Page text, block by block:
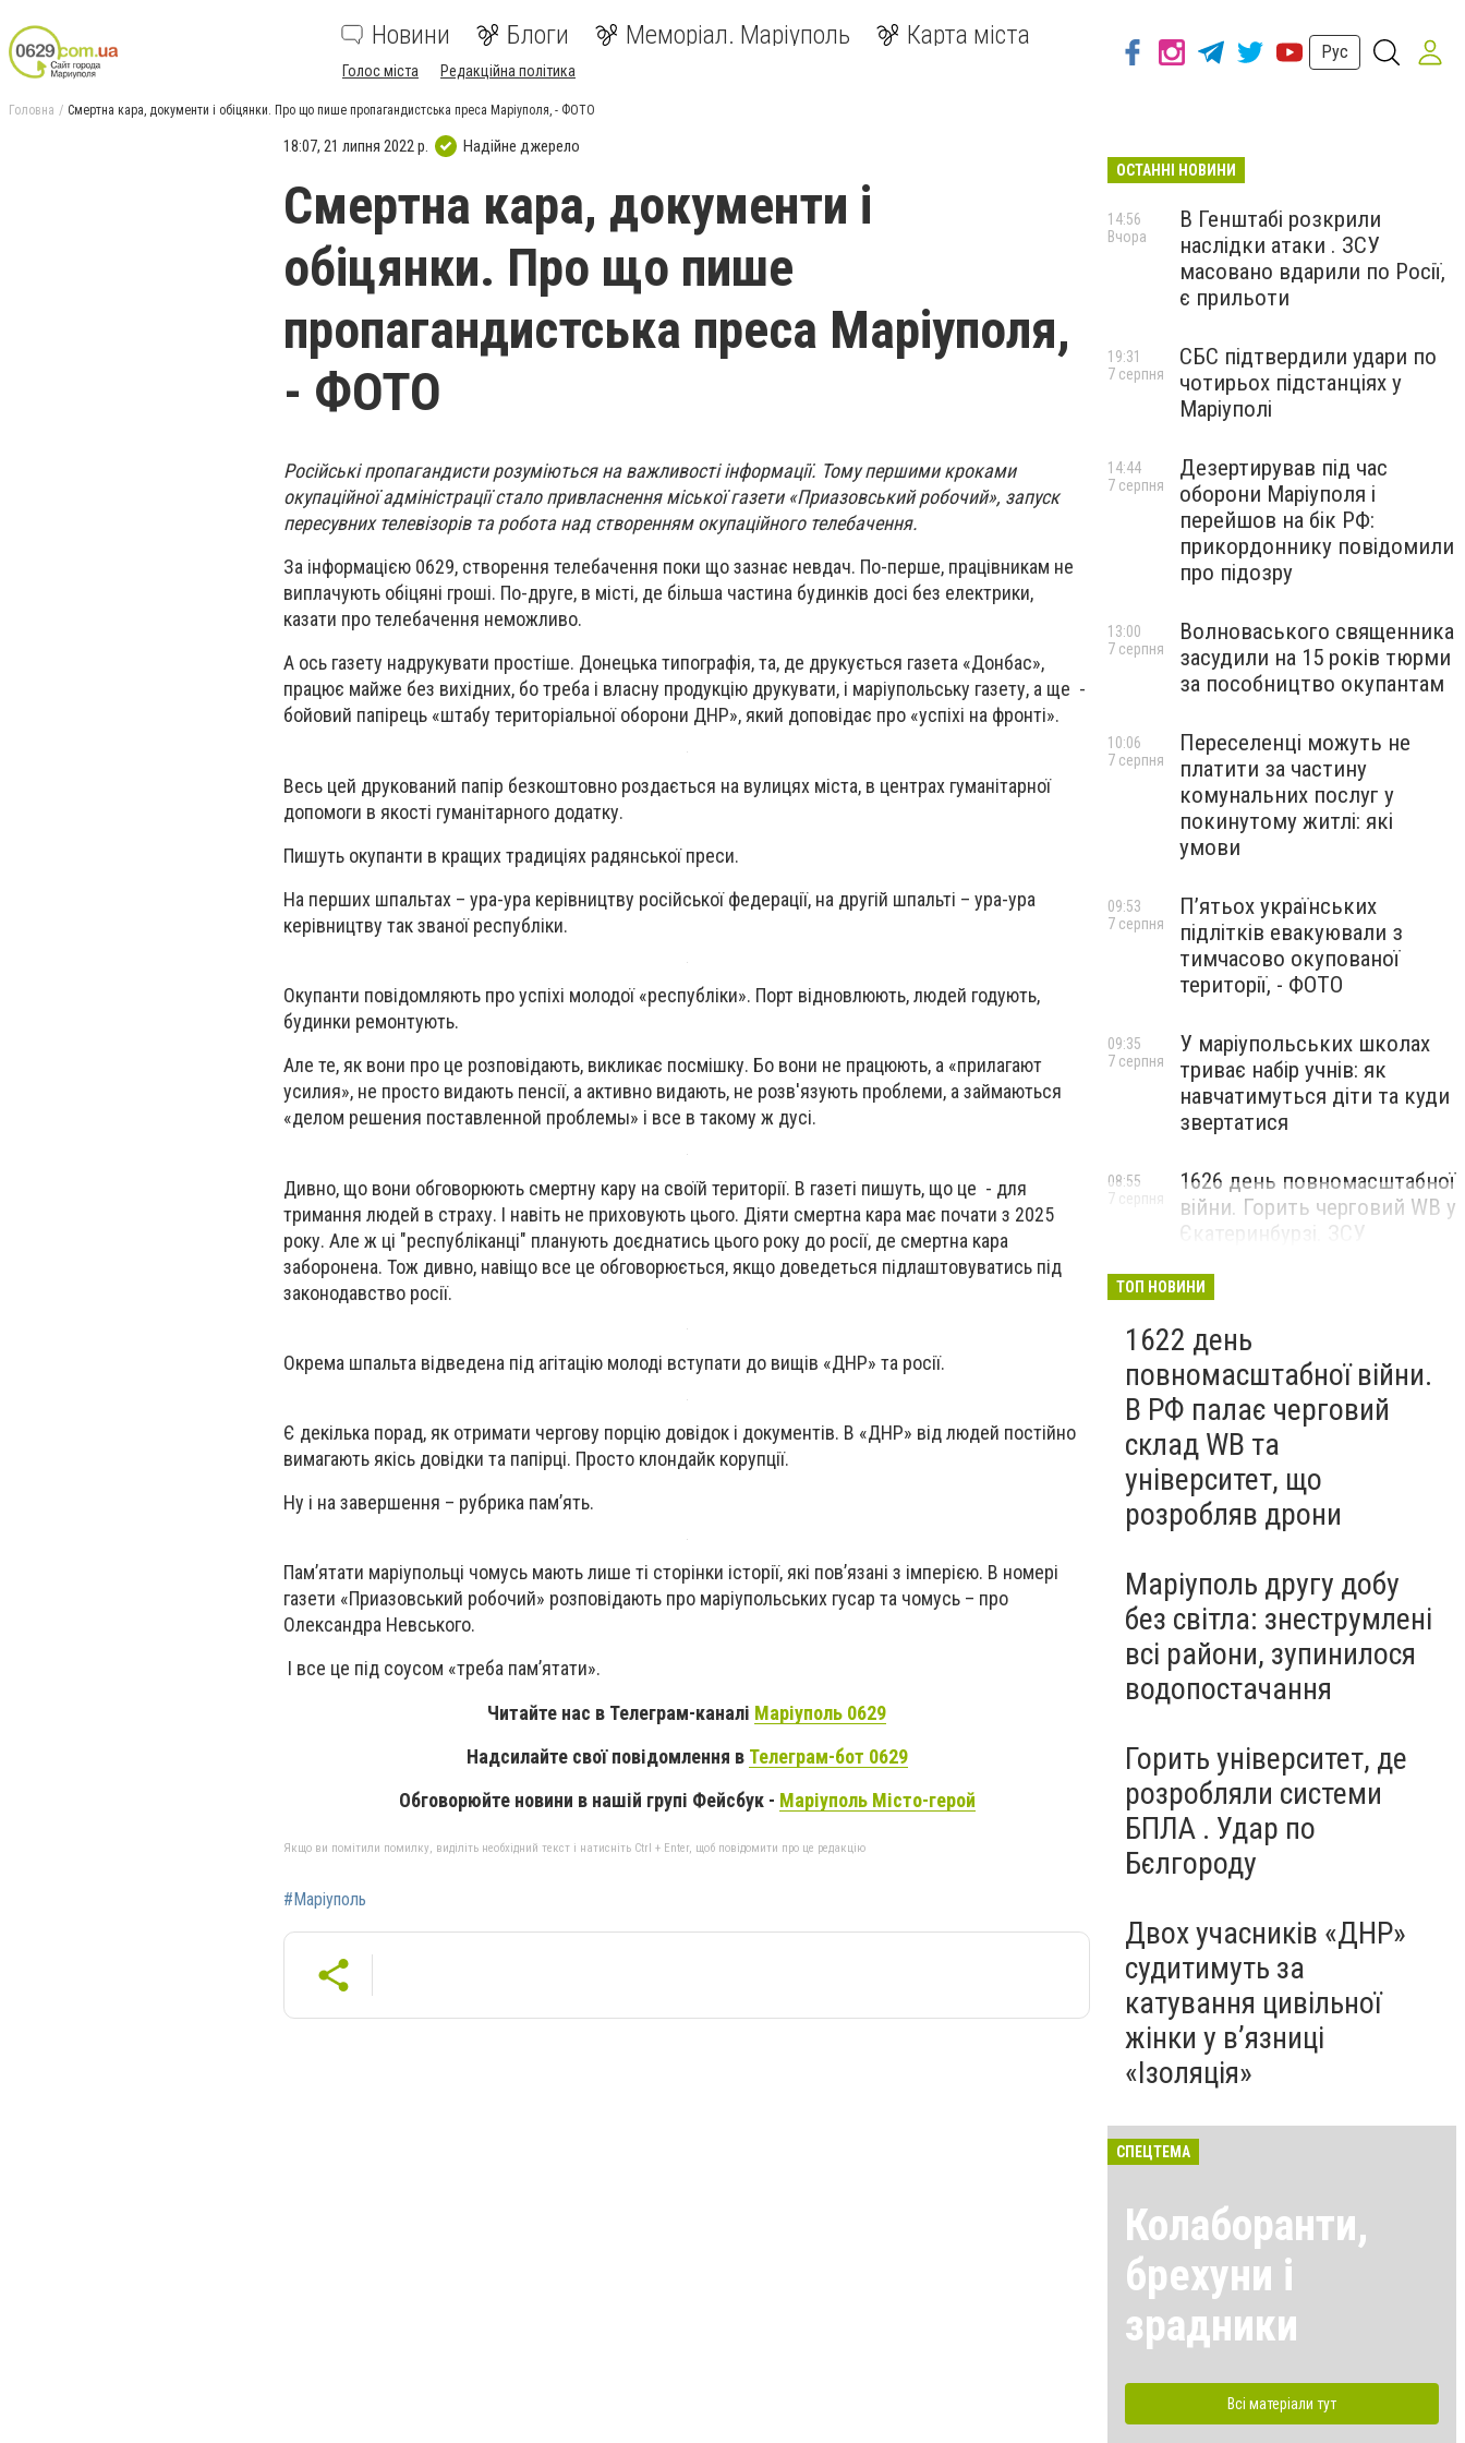
Новини Блоги Меморіал. Маріуполь Карта міста
Голос міста Редакційна політика
Рус
Головна Смертна кара, документи і обіцянки. Про що пише пропагандистська преса Маріуполя, - ФОТО
18:07, 21 липня 2022 р. Надійне джерело
Смертна кара, документи і
обіцянки. Про що пише
пропагандистська преса Маріуполя,
- ФОТО
Російські пропагандисти розуміються на важливості інформації. Тому першими кроками
окупаційної адміністрації стало привласнення міської газети «Приазовський робочий», запуск
пересувних телевізорів та робота над створенням окупаційного телебачення.
За інформацією 0629, створення телебачення поки що зазнає невдач. По-перше, працівникам не
виплачують обіцяні гроші. По-друге, в місті, де більша частина будинків досі без електрики,
казати про телебачення неможливо.
А ось газету надрукувати простіше. Донецька типографія, та, де друкується газета «Донбас»,
працює майже без вихідних, бо треба і власну продукцію друкувати, і маріупольську газету, а ще -
бойовий папірець «штабу територіальної оборони ДНР», який доповідає про «успіхі на фронті».
Весь цей друкований папір безкоштовно роздається на вулицях міста, в центрах гуманітарної
допомоги в якості гуманітарного додатку.
Пишуть окупанти в кращих традиціях радянської преси.
На перших шпальтах – ура-ура керівництву російської федерації, на другій шпальті – ура-ура
керівництву так званої республіки.
Окупанти повідомляють про успіхі молодої «республіки». Порт відновлюють, людей годують,
будинки ремонтують.
Але те, як вони про це розповідають, викликає посмішку. Бо вони не працюють, а «прилагают
усилия», не просто видають пенсії, а активно видають, не розв'язують проблеми, а займаються
«делом решения поставленной проблемы» і все в такому ж дусі.
Дивно, що вони обговорюють смертну кару на своїй території. В газеті пишуть, що це - для
тримання людей в страху. І навіть не приховують цього. Діяти смертна кара має почати з 2025
року. Але ж ці "республіканці" планують доєднатись цього року до росії, де смертна кара
заборонена. Тож дивно, навіщо все це обговорюється, якщо доведеться підлаштовуватись під
законодавство росії.
Окрема шпальта відведена під агітацію молоді вступати до вищів «ДНР» та росії.
Є декілька порад, як отримати чергову порцію довідок і документів. В «ДНР» від людей постійно
вимагають якісь довідки та папірці. Просто клондайк корупції.
Ну і на завершення – рубрика пам’ять.
Пам’ятати маріупольці чомусь мають лише ті сторінки історії, які пов’язані з імперією. В номері
газети «Приазовський робочий» розповідають про маріупольських гусар та чомусь – про
Олександра Невського.
І все це під соусом «треба пам’ятати».
Читайте нас в Телеграм-каналі Маріуполь 0629
Надсилайте свої повідомлення в Телеграм-бот 0629
Обговорюйте новини в нашій групі Фейсбук - Маріуполь Місто-герой
Якщо ви помітили помилку, виділіть необхідний текст і натисніть Ctrl + Enter, щоб повідомити про це редакцію
#Маріуполь
ОСТАННІ НОВИНИ
В Генштабі розкрили
наслідки атаки . ЗСУ
масовано вдарили по Росії,
є прильоти
14:56
Вчора
СБС підтвердили удари по
чотирьох підстанціях у
Маріуполі
19:31
7 серпня
Дезертирував під час
оборони Маріуполя і
перейшов на бік РФ:
прикордоннику повідомили
про підозру
14:44
7 серпня
Волноваського священника
засудили на 15 років тюрми
за пособництво окупантам
13:00
7 серпня
Переселенці можуть не
платити за частину
комунальних послуг у
покинутому житлі: які
умови
10:06
7 серпня
П’ятьох українських
підлітків евакуювали з
тимчасово окупованої
території, - ФОТО
09:53
7 серпня
У маріупольських школах
триває набір учнів: як
навчатимуться діти та куди
звертатися
09:35
7 серпня
1626 день повномасштабної
війни. Горить черговий WB у
Єкатеринбурзі. ЗСУ
Маріуполі
08:55
7 серпня
ТОП НОВИНИ
1622 день
повномасштабної війни.
В РФ палає черговий
склад WB та
університет, що
розробляв дрони
Маріуполь другу добу
без світла: знеструмлені
всі райони, зупинилося
водопостачання
Горить університет, де
розробляли системи
БПЛА . Удар по
Бєлгороду
Двох учасників «ДНР»
судитимуть за
катування цивільної
жінки у в’язниці
«Ізоляція»
СПЕЦТЕМА
Колаборанти,
брехуни і
зрадники
Всі матеріали тут